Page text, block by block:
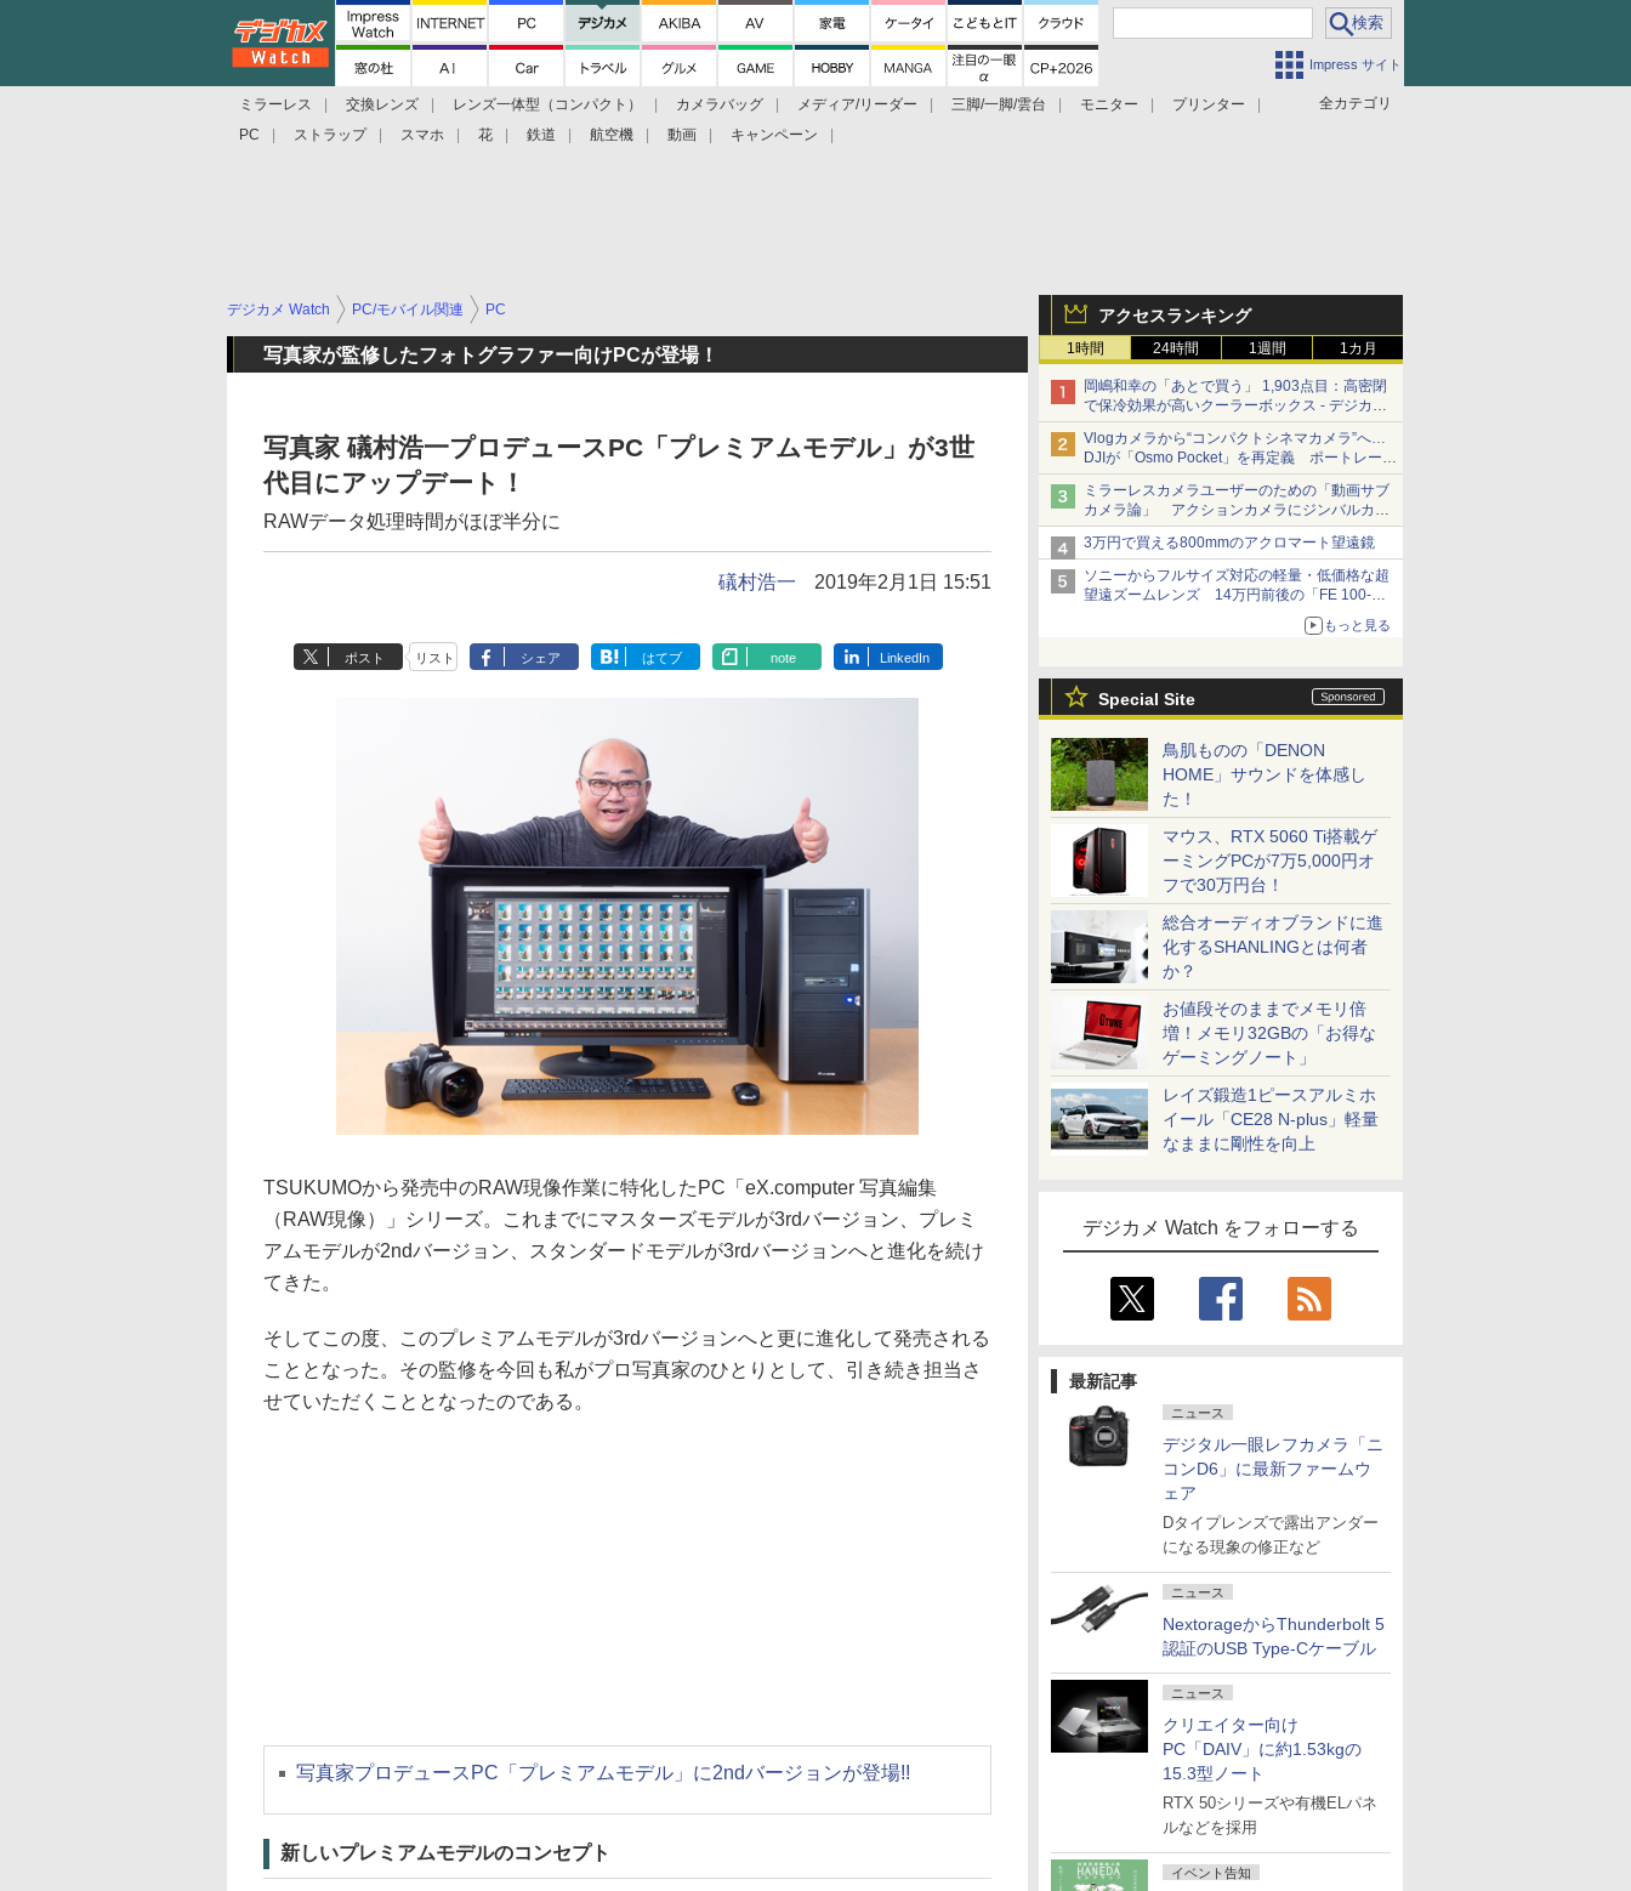
Impress サイト
全カテゴリ
ミラーレス 交換レンズ レンズ一体型（コンパクト） カメラバッグ メディア/リーダー 三脚/一脚/雲台 モニター
プリンター
PC
ストラップ スマホ 花 鉄道 航空機 動画 キャンペーン
アクセスランキング
1時間 24時間 1週間 1カ月
岡嶋和幸の「あとで買う」 1,903点目：高密閉
で保冷効果が高いクーラーボックス - デジカメ
Watch
Vlogカメラから“コンパクトシネマカメラ”へ…
DJIが「Osmo Pocket」を再定義 ポートレート
重視の映像設計に
ミラーレスカメラユーザーのための「動画サブ
カメラ論」 アクションカメラにジンバルカメ
ラ……その実質的な違いは？
3万円で買える800mmのアクロマート望遠鏡
ソニーからフルサイズ対応の軽量・低価格な超
望遠ズームレンズ 14万円前後の「FE 100-
もっと見る
Special Site
鳥肌ものの「DENON
HOME」サウンドを体感し
た！
マウス、RTX 5060 Ti搭載ゲ
ーミングPCが7万5,000円オ
フで30万円台！
総合オーディオブランドに進
化するSHANLINGとは何者
か？
お値段そのままでメモリ倍
増！メモリ32GBの「お得な
ゲーミングノート」
レイズ鍛造1ピースアルミホ
イール「CE28 N-plus」軽量
なままに剛性を向上
デジカメ Watch をフォローする
最新記事
ニュース
デジタル一眼レフカメラ「ニ
コンD6」に最新ファームウ
ェア
Dタイプレンズで露出アンダー
になる現象の修正など
ニュース
NextorageからThunderbolt 5
認証のUSB Type-Cケーブル
ニュース
クリエイター向け
PC「DAIV」に約1.53kgの
15.3型ノート
RTX 50シリーズや有機ELパネ
ルなどを採用
イベント告知
デジカメ Watch PC/モバイル関連 PC
写真家が監修したフォトグラファー向けPCが登場！
写真家 礒村浩一プロデュースPC「プレミアムモデル」が3世
代目にアップデート！
RAWデータ処理時間がほぼ半分に
礒村浩一 2019年2月1日 15:51
ポスト リスト シェア はてブ note LinkedIn
TSUKUMOから発売中のRAW現像作業に特化したPC「eX.computer 写真編集
（RAW現像）」シリーズ。これまでにマスターズモデルが3rdバージョン、プレミ
アムモデルが2ndバージョン、スタンダードモデルが3rdバージョンへと進化を続け
てきた。
そしてこの度、このプレミアムモデルが3rdバージョンへと更に進化して発売される
こととなった。その監修を今回も私がプロ写真家のひとりとして、引き続き担当さ
せていただくこととなったのである。
写真家プロデュースPC「プレミアムモデル」に2ndバージョンが登場!!
新しいプレミアムモデルのコンセプト